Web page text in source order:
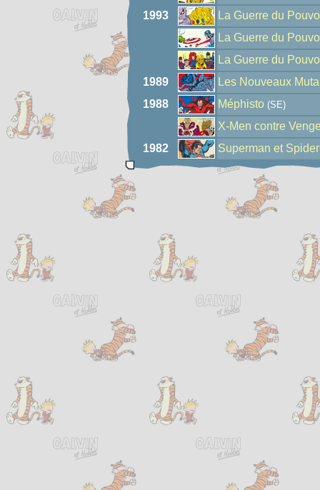
1993
La Guerre du
La Guerre du
La Guerre du
1989
Les Nouveaux
1988
Méphisto (SE)
X-Men contre
1982
Superman et